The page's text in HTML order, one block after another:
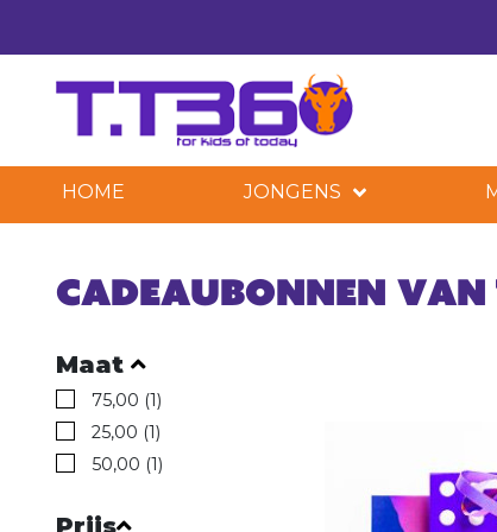
HOME JONGENS
Cadeaubonnen
Maat
75,00 (1)
25,00 (1)
50,00 (1)
Prijs